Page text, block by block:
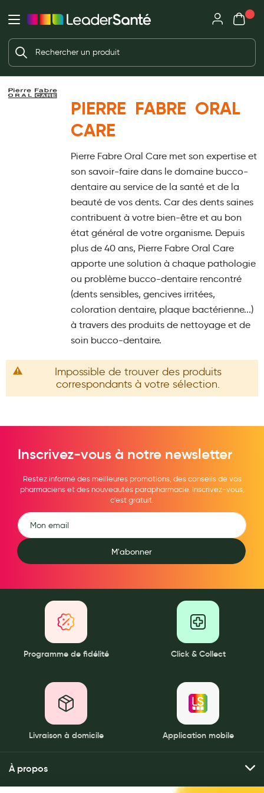
Ma Pharmacie LeaderSanté
Ouvrir l'application
Ouvrir
Mon
Votre panier est vide
Beauté et soin
Visage
Soins mains et ongles
Dentifrices et bains de bouche
Brosses à dents et accessoires dentaires
Préservatifs - Gels lubrifiants
Accessoires, coutellerie, brosserie
Huiles
Mon bébé
Couches
Laits infantiles
Biberons et tétines
Toilette du bébé
Accessoires bébé
Alimentation
Soins enfant
Tisanes allaitement et compléments alimentaires
Accessoires maternité
PIERRE FABRE ORAL
CARE
Pierre Fabre Oral Care met son expertise et
son savoir-faire dans le domaine bucco-
dentaire au service de la santé et de la
beauté de vos dents. Car des dents saines
contribuent à votre bien-être et au bon
état général de votre organisme. Depuis
plus de 40 ans, Pierre Fabre Oral Care
apporte une solution à chaque pathologie
ou problème bucco-dentaire rencontré
(dents sensibles, gencives irritées,
coloration dentaire, plaque bactérienne...)
à travers des produits de nettoyage et de
soin bucco-dentaire.
Impossible de trouver des produits
correspondants à votre sélection.
Inscrivez-vous à notre newsletter
Restez informé des meilleures promotions, des conseils de vos
pharmaciens et des nouveautés parapharmacie. Inscrivez-vous,
c'est gratuit.
M'abonner
Programme de fidélité Click & Collect
Livraison à domicile Application mobile
À propos
Qui sommes-nous ?